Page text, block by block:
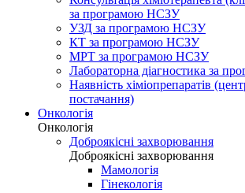
за програмою НСЗУ
УЗД за програмою НСЗУ
КТ за програмою НСЗУ
МРТ за програмою НСЗУ
Лабораторна діагностика за
Наявність хіміопрепаратів
постачання)
Онкологія
Онкологія
Доброякісні захворювання
Доброякісні захворювання
Мамологія
Гінекологія